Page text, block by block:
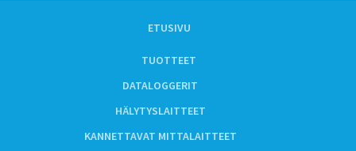
ETUSIVU
TUOTTEET
DATALOGGERIT
HÄLYTYSLAITTEET
KANNETTAVAT MITTALAITTEET